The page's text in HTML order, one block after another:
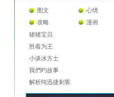
图文
心情
攻略
漫画
猪猪宝贝
胜着为王
小谈冰方士
我們旳故事
解析纯迅捷刺客